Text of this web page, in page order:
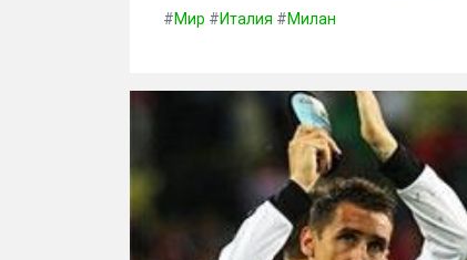
#Мир #Италия #Милан